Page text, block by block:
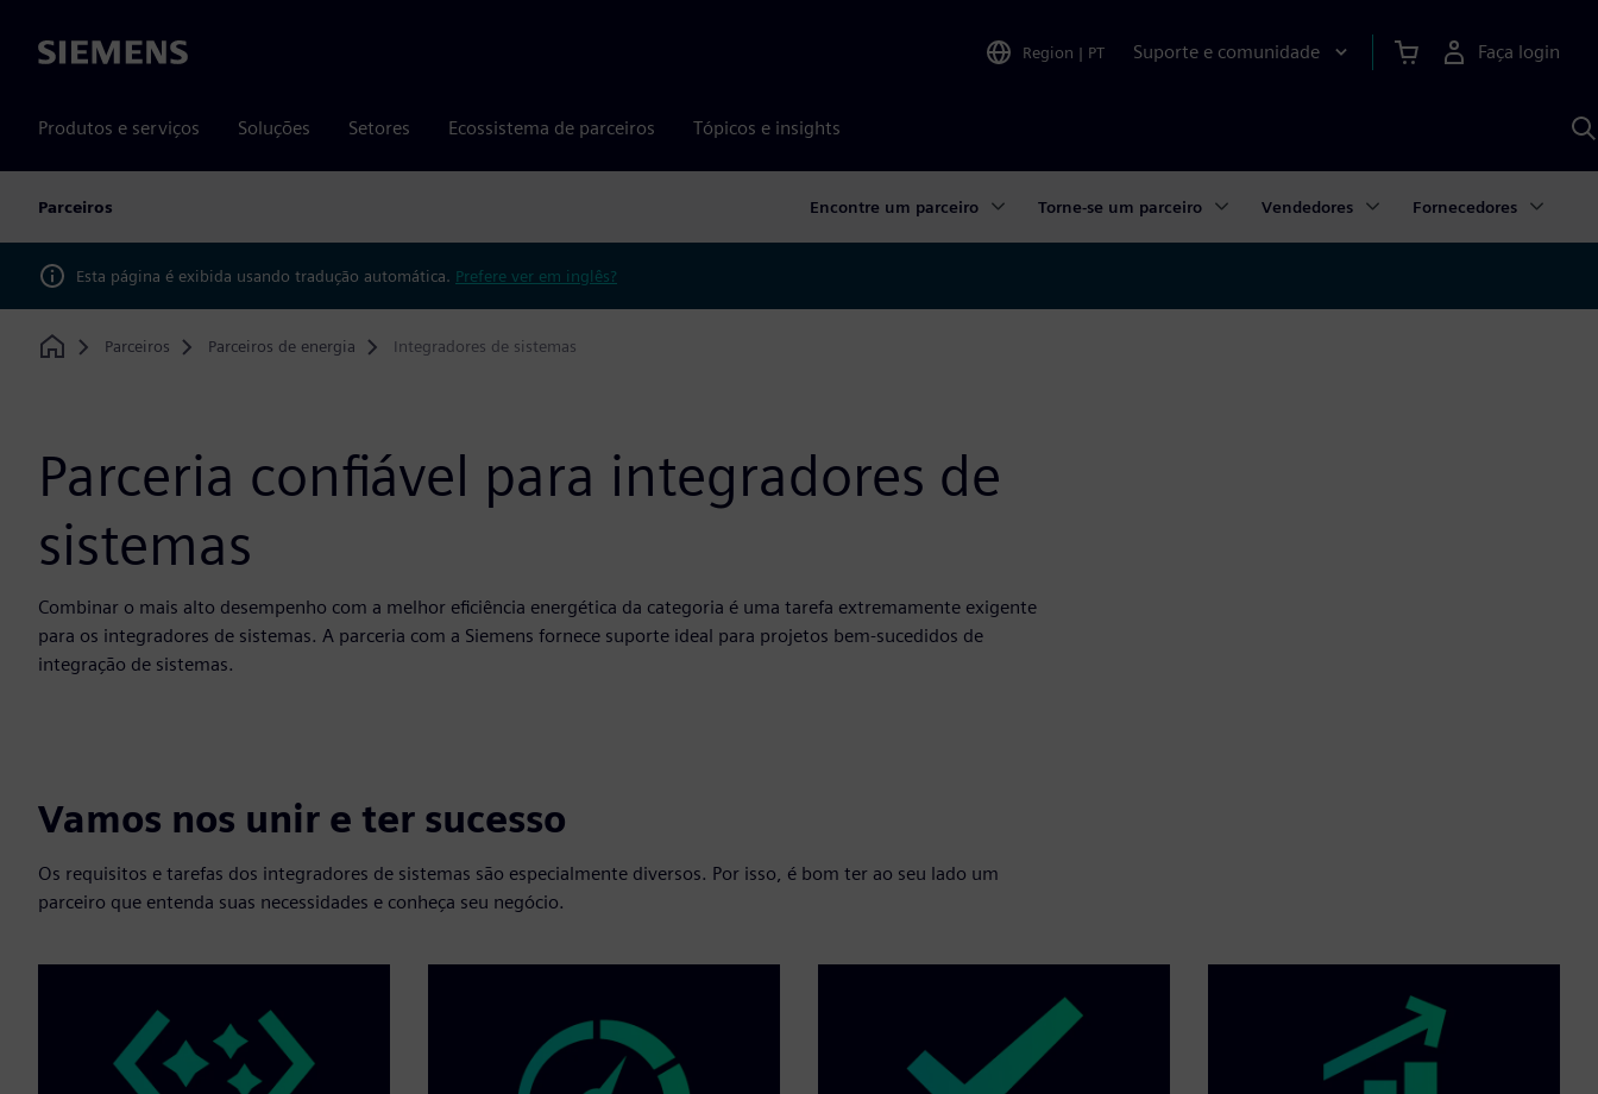
Siemens Region | PT Suporte e comunidade Faça login
Produtos e serviços Soluções Setores Ecossistema de parceiros Tópicos e insights
Parceiros Encontre um parceiro Torne-se um parceiro Vendedores Fornecedores
Esta página é exibida usando tradução automática. Prefere ver em inglês?
Home
Parceiros Parceiros de energia Integradores de sistemas
Parceria confiável para integradores de
sistemas
Combinar o mais alto desempenho com a melhor eficiência energética da categoria é uma tarefa extremamente exigente
para os integradores de sistemas. A parceria com a Siemens fornece suporte ideal para projetos bem-sucedidos de
integração de sistemas.
Vamos nos unir e ter sucesso
Os requisitos e tarefas dos integradores de sistemas são especialmente diversos. Por isso, é bom ter ao seu lado um
parceiro que entenda suas necessidades e conheça seu negócio.